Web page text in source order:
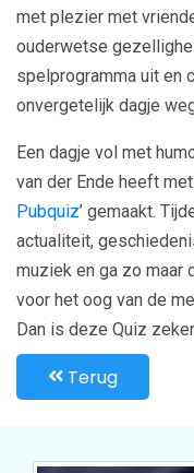
met plezier met
ouderwetse
spelprogramma uit en
onvergetelijk dagje
Een dagje vol met
van der Ende heeft
Pubquiz’ gemaakt.
actualiteit,
muziek en ga zo maar
voor het oog van de
Dan is deze Quiz
Terug